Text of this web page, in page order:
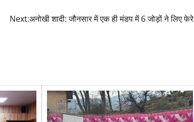
Next:अनोखी शादी: जौनसार में एक ही मंडप में 6 जोड़ों ने लिए फेरे